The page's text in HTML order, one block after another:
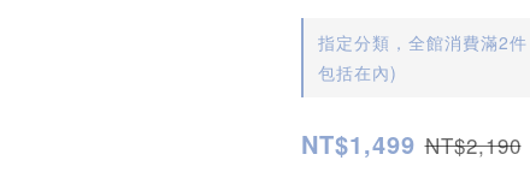
指定分類，全館消費滿2
包括在內)
NT$1,499 NT$2,190